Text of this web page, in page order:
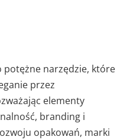
potężne narzędzie, które
przez
elementy
branding i
opakowań, marki